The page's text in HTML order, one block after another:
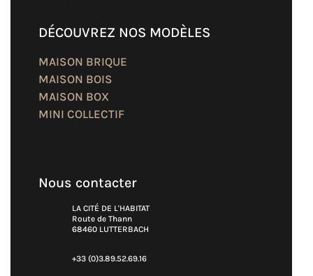
DÉCOUVREZ NOS MODÈLES
MAISON BRIQUE
MAISON BOIS
MAISON BOX
MINI COLLECTIF
Nous contacter
LA CITÉ DE L'HABITAT
Route de Thann
68460 LUTTERBACH
+33 (0)3.89.52.69.16